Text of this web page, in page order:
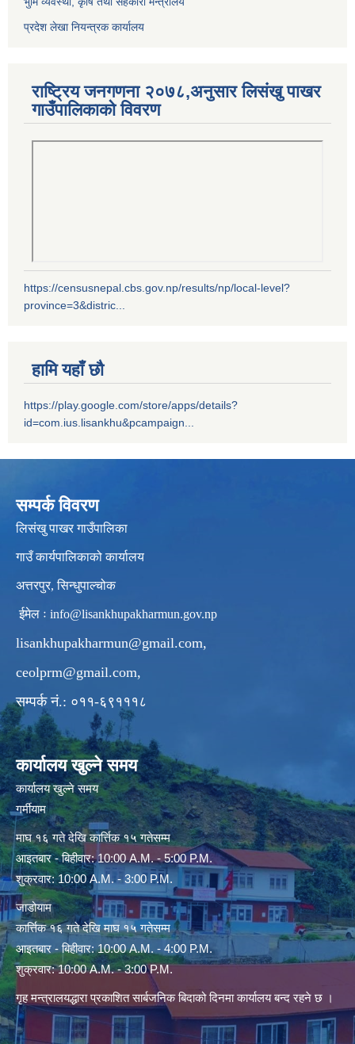
प्रदेश लेखा नियन्त्रक कार्यालय
राष्ट्रिय जनगणना २०७८,अनुसार लिसंखु पाखर
गाउँपालिकाको विवरण
https://censusnepal.cbs.gov.np/results/np/local-level?
province=3&distric...
हामि यहाँ छौ
https://play.google.com/store/apps/details?
id=com.ius.lisankhu&pcampaign...
सम्पर्क विवरण
लिसंखु पाखर गाउँपालिका
गाउँ कार्यपालिकाको कार्यालय
अत्तरपुर, सिन्धुपाल्चोक
ईमेल ः info@lisankhupakharmun.gov.np
lisankhupakharmun@gmail.com,
ceolprm@gmail.com,
सम्पर्क नं.: ०११-६९१११८
कार्यालय खुल्ने समय
कार्यालय खुल्ने समय
गर्मीयाम
माघ १६ गते देखि कार्त्तिक १५ गतेसम्म
आइतबार - बिहीवार: 10:00 A.M. - 5:00 P.M.
शुक्रवार: 10:00 A.M. - 3:00 P.M.
जाडोयाम
कार्त्तिक १६ गते देखि माघ १५ गतेसम्म
आइतबार - बिहीवार: 10:00 A.M. - 4:00 P.M.
शुक्रवार: 10:00 A.M. - 3:00 P.M.
गृह मन्त्रालयद्धारा प्रकाशित सार्बजनिक बिदाको दिनमा कार्यालय बन्द रहने छ ।